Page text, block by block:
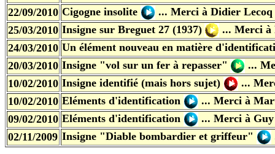
22/09/2010 Cigogne insolite
... Merci à Didier Lecoq
25/03/2010 Insigne sur Breguet 27 (1937)
... Merci à
24/03/2010 Un élément nouveau en matière
20/03/2010 Insigne "vol sur un fer à repasser"
...
10/02/2010 Insigne identifié (mais hors sujet)
...
10/02/2010 Eléments d'identification
... Merci à
09/02/2010 Eléments d'identification
... Merci à
02/11/2009 Insigne "Diable bombardier et griffeur"